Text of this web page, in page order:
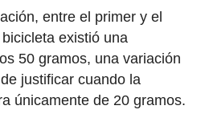
entre el primer y el
existió una
50 gramos, una variación
justificar cuando la
únicamente de 20 gramos.